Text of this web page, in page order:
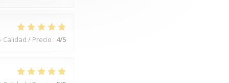
Calidad / Precio : 4/5